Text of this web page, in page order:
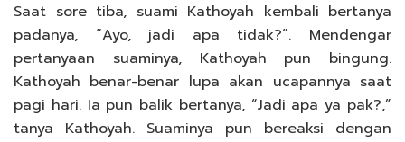
Saat sore tiba, suami Kathoyah kembali bertanya
padanya, “Ayo, jadi apa tidak?”. Mendengar
pertanyaan suaminya, Kathoyah pun bingung.
Kathoyah benar-benar lupa akan ucapannya saat
pagi hari. Ia pun balik bertanya, “Jadi apa ya pak?,”
tanya Kathoyah. Suaminya pun bereaksi dengan